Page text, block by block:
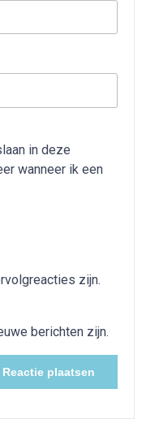
in deze
wanneer ik een
zijn.
berichten zijn.